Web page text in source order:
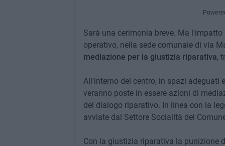
Sarà una cerimonia breve. Ma
operativo, nella sede comunale di via
mediazione per la giustizia riparativa,
All'interno del centro, in spazi adeguati
veranno poste in essere azioni di
del dialogo riparativo. In linea con la
avviate dal Settore Socialità del
Con la giustizia riparativa la punizione